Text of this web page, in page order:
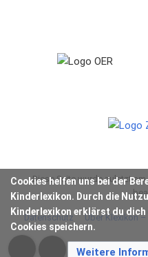
Cookies helfen uns bei der
Kinderlexikon. Durch die
Kinderlexikon erklärst du
Cookies speichern.
Weitere
Diese Seite wurde zuletzt am
Datenschutz Über Klexikon